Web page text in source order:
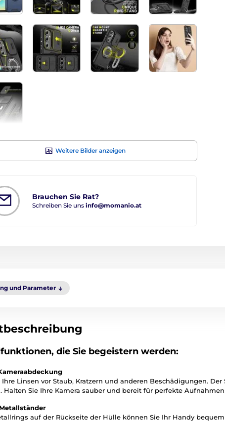
Weitere Bilder anzeigen
Brauchen Sie Rat?
Schreiben Sie uns info@momanio.at
und Parameter
die Sie begeistern werden:
Ihre Linsen vor Staub, Kratzern und anderen Beschädigungen.
Halten Sie Ihre Kamera sauber und bereit für perfekte
auf der Rückseite der Hülle können Sie Ihr Handy